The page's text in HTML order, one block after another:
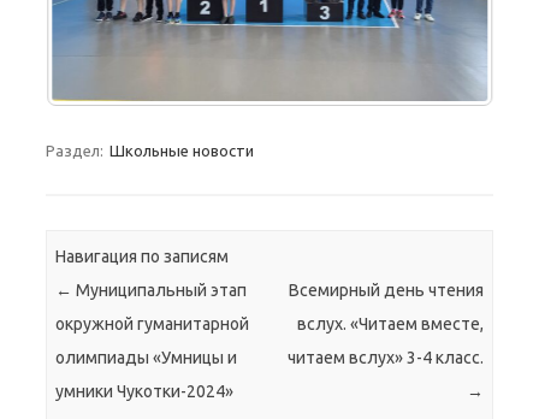
Раздел: Школьные новости
Навигация по записям
← Муниципальный этап
окружной гуманитарной
олимпиады «Умницы и
умники Чукотки-2024»
Всемирный день чтения
вслух. «Читаем вместе,
читаем вслух» 3-4 класс.
→